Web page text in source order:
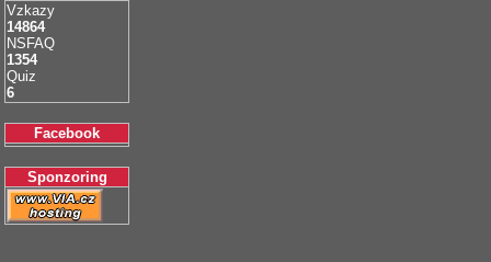
Vzkazy
14864
NSFAQ
1354
Quiz
6
Facebook
Sponzoring